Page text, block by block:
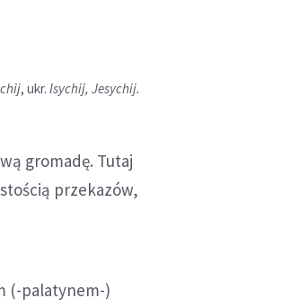
, ukr. Isychij, Jesychij.
gromadę. Tutaj
przekazów,
(-palatynem-)